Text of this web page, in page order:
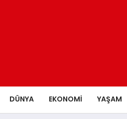
DÜNYA EKONOMİ YAŞAM